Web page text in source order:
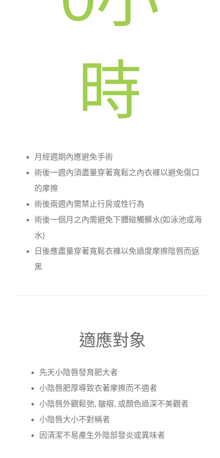
時
月經週期內應避免手術
術後一週內須盡量穿著寬鬆之內衣褲以避免傷口
的摩擦
術後兩週內需禁止行房或性行為
術後一個月之內需避免下體碰觸髒水(如泳池或海
水)
日後應盡量穿著寬鬆衣褲以免過度摩擦陰唇而返
黑
適應對象
先天小陰唇發育肥大者
小陰唇肥厚導致衣著摩擦而不適者
小陰唇外觀鬆弛, 皺褶, 或顏色過深不美觀者
小陰唇大小不對稱者
因清潔不易產生外陰部發炎或異味者